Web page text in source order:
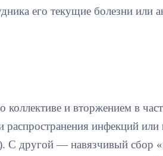
его текущие болезни или
и вторжением в
инфекций
С другой — навязчивый сбор